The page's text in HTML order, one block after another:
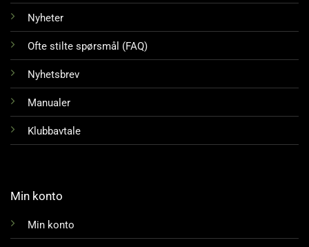
Nyheter
Ofte stilte spørsmål (FAQ)
Nyhetsbrev
Manualer
Klubbavtale
Min konto
Min konto